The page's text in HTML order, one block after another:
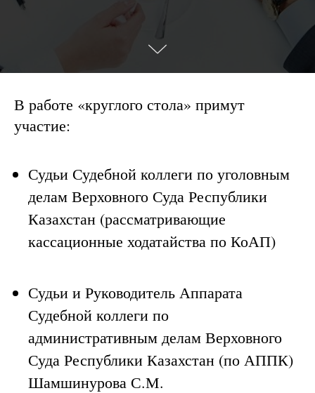
В работе «круглого стола» примут
участие:
Судьи Судебной коллеги по уголовным
делам Верховного Суда Республики
Казахстан (рассматривающие
кассационные ходатайства по КоАП)
Судьи и Руководитель Аппарата
Судебной коллеги по
административным делам Верховного
Суда Республики Казахстан (по АППК)
Шамшинурова С.М.